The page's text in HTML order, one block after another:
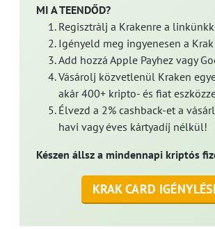
MI A TEENDŐD?
Regisztrálj a Krakenre a
Igényeld meg ingyenesen a
Add hozzá Apple Payhez vagy
Vásárolj közvetlenül Kraken
akár 400+ kripto- és fiat
Élvezd a 2% cashback-et a
havi vagy éves kártyadíj nélkül!
Készen állsz a mindennapi kriptós
KRAK CARD